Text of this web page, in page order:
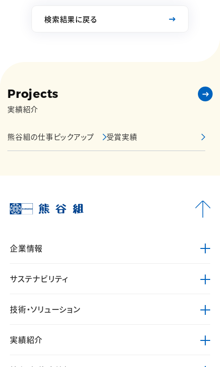
検索結果に戻る
Projects
実績紹介
熊谷組の仕事ピックアップ 受賞実績
企業情報
サステナビリティ
技術・ソリューション
実績紹介